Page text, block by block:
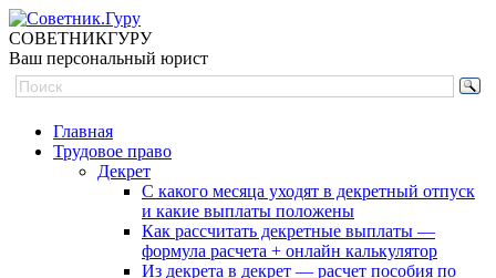
СОВЕТНИКГУРУ
Ваш персональный юрист
Главная
Трудовое право
Декрет
С какого месяца уходят в декретный отпуск
и какие выплаты положены
Как рассчитать декретные выплаты —
формула расчета + онлайн калькулятор
Из декрета в декрет — расчет пособия по